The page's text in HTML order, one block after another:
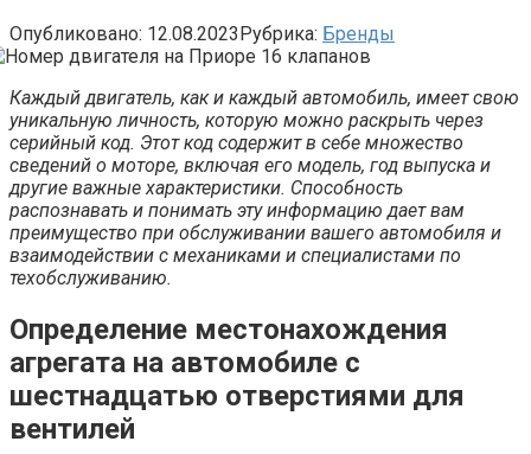
Опубликовано: 12.08.2023Рубрика: Бренды
Каждый двигатель, как и каждый автомобиль, имеет свою
уникальную личность, которую можно раскрыть через
серийный код. Этот код содержит в себе множество
сведений о моторе, включая его модель, год выпуска и
другие важные характеристики. Способность
распознавать и понимать эту информацию дает вам
преимущество при обслуживании вашего автомобиля и
взаимодействии с механиками и специалистами по
техобслуживанию.
Определение местонахождения
агрегата на автомобиле с
шестнадцатью отверстиями для
вентилей